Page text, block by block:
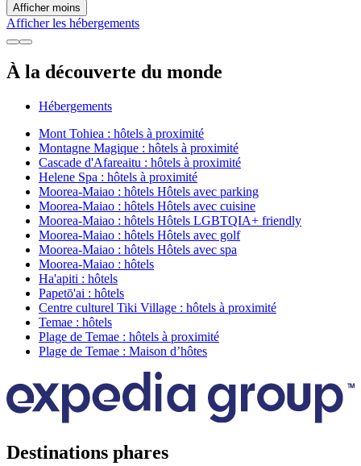
Afficher moins
Afficher les hébergements
À la découverte du monde
Hébergements
Mont Tohiea : hôtels à proximité
Montagne Magique : hôtels à proximité
Cascade d'Afareaitu : hôtels à proximité
Helene Spa : hôtels à proximité
Moorea-Maiao : hôtels Hôtels avec parking
Moorea-Maiao : hôtels Hôtels avec cuisine
Moorea-Maiao : hôtels Hôtels LGBTQIA+ friendly
Moorea-Maiao : hôtels Hôtels avec golf
Moorea-Maiao : hôtels Hôtels avec spa
Moorea-Maiao : hôtels
Ha'apiti : hôtels
Papetō'ai : hôtels
Centre culturel Tiki Village : hôtels à proximité
Temae : hôtels
Plage de Temae : hôtels à proximité
Plage de Temae : Maison d’hôtes
Destinations phares